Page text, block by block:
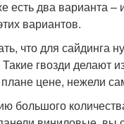
два варианта –
вариантов.
что для сайдинга
гвозди делают
плане цене, нежели
большого